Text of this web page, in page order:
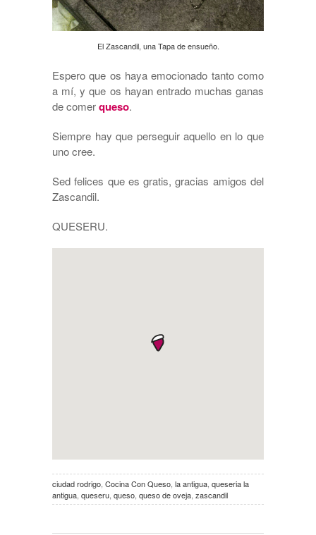
El Zascandil, una Tapa de ensueño.
Espero que os haya emocionado tanto como
a mí, y que os hayan entrado muchas ganas
de comerqueso.
Siempre hay que perseguir aquello en lo que
uno cree.
Sed felices que es gratis, gracias amigos del
Zascandil.
QUESERU.
ciudad rodrigo, Cocina Con Queso, la antigua, queseria la
antigua, queseru, queso, queso de oveja, zascandil